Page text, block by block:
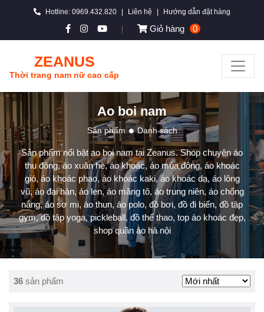
Hotline: 0969.432.820 Liên hệ Hướng dẫn đặt hàng
Giỏ hàng 0
ZEANUS
Thời trang nam nữ cao cấp
Ao boi nam
Sản phẩm Danh sách
Sản phẩm nổi bật ao boi nam tại Zeanus. Shop chuyên áo
thu đông, áo xuân hè, áo khoác, áo mùa đông, áo khoác
gió, áo khoác phao, áo khoác kaki, áo khoác dạ, áo lông
vũ, áo đại hàn, áo len, áo măng tô, áo trung niên, áo chống
nắng, áo sơ mi, áo thun, áo polo, đồ bơi, đồ đi biển, đồ tập
gym, đồ tập yoga, pickleball, đồ thể thao, top áo khoác đẹp,
shop quần áo hà nội
36 sản phẩm